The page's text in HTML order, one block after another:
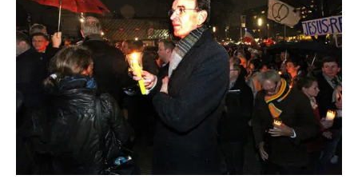
Klimaschutzgesetz
Kunstreferat
NKVK
Öffentlichkeitsarbeit
Personalausschuss
Projektmanagement